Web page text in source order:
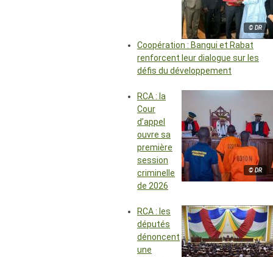
© DR
Coopération : Bangui et Rabat
renforcent leur dialogue sur les
défis du développement
© DR
RCA : la
Cour
d’appel
ouvre sa
première
session
criminelle
de 2026
RCA : les
députés
dénoncent
une